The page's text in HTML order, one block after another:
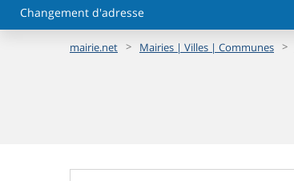
Changement d'adresse
mairie.net > Mairies | Villes | Communes >